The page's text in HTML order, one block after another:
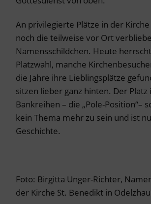
An privilegierte Plätze in der
noch die teilweise vor Ort
Namensschildchen. Heute
Platzwahl, manche
die Jahre ihre Lieblingsplätze
sitzen lieber ganz hinten. Der
Bankreihen – die „Pole-Position“–
kein Thema mehr zu sein und ist
Geschichte.
Foto: Birgitta Unger-Richter,
der Kirche St. Benedikt in